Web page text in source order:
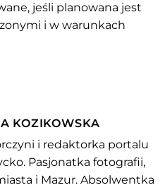
jeśli planowana jest
i w warunkach
KOZIKOWSKA
i redaktorka portalu
Pasjonatka fotografii,
i Mazur. Absolwentka